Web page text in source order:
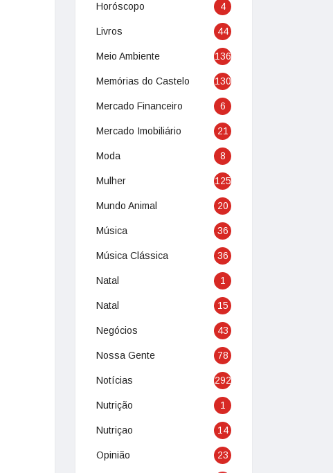
Horóscopo 4
Livros 44
Meio Ambiente 136
Memórias do Castelo 130
Mercado Financeiro 6
Mercado Imobiliário 21
Moda 8
Mulher 125
Mundo Animal 20
Música 36
Música Clássica 36
Natal 1
Natal 15
Negócios 43
Nossa Gente 78
Notícias 292
Nutrição 1
Nutriçao 14
Opinião 23